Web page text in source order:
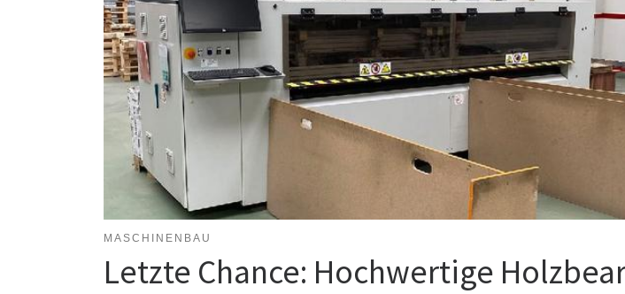
MASCHINENBAU
Letzte Chance: Hochwertige